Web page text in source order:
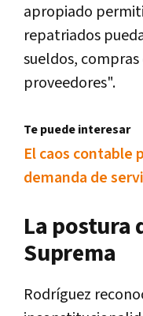
apropiado
repatriados
sueldos,
proveedores".
Te puede interesar
El caos contable
demanda de
La postura
Suprema
Rodríguez